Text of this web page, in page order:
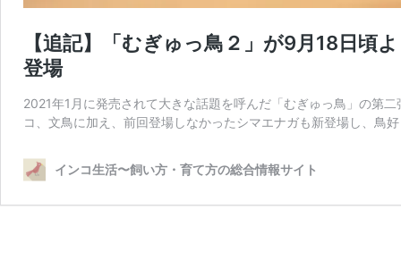
【追記】「むぎゅっ鳥２」が9月18日頃
登場
2021年1月に発売されて大きな話題を呼んだ「むぎゅっ鳥」の第
コ、文鳥に加え、前回登場しなかったシマエナガも新登場し、鳥
インコ生活〜飼い方・育て方の総合情報サイト